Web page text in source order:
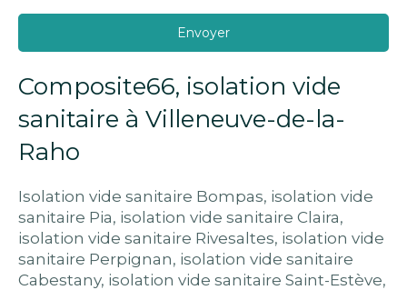
Envoyer
Composite66, isolation vide
sanitaire à Villeneuve-de-la-
Raho
Isolation vide sanitaire Bompas, isolation vide
sanitaire Pia, isolation vide sanitaire Claira,
isolation vide sanitaire Rivesaltes, isolation vide
sanitaire Perpignan, isolation vide sanitaire
Cabestany, isolation vide sanitaire Saint-Estève,